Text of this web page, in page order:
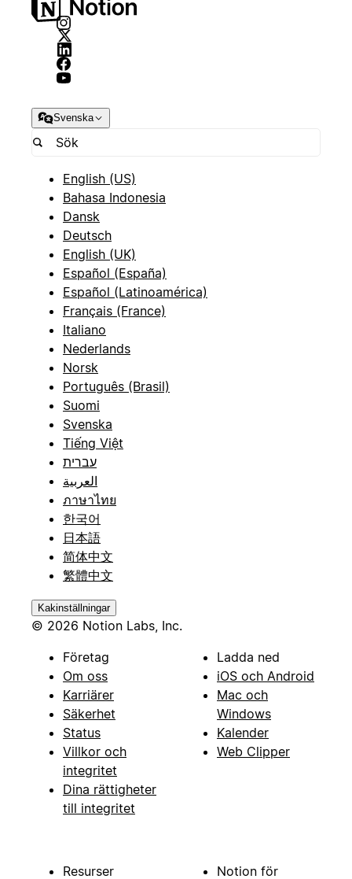
Svenska
English (US)
Bahasa Indonesia
Dansk
Deutsch
English (UK)
Español (España)
Español (Latinoamérica)
Français (France)
Italiano
Nederlands
Norsk
Português (Brasil)
Suomi
Svenska
Tiếng Việt
עברית
العربية
ภาษาไทย
한국어
日本語
简体中文
繁體中文
Kakinställningar
© 2026 Notion Labs, Inc.
Företag
Om oss
Karriärer
Säkerhet
Status
Villkor och
integritet
Dina rättigheter
till integritet
Ladda ned
iOS och Android
Mac och
Windows
Kalender
Web Clipper
Resurser Notion för